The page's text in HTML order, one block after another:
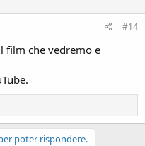
#14
film che vedremo e
poter rispondere.